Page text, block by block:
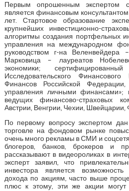
Первым опрошенным экспертом
является финансовым
лет. Стартовое образование
крупнейших инвестиционно-
алгоритмы создания портфельных
управления на международном
руководством г-на
Марковица – лауреатов
экономики;
Исследовательского Финансового
Финансов Российской
управления личными
ведущих финансово-страховых
Австрии, Венгрии, Чехии,
По первому вопросу экспертом
торговле на фондовом рынке
очень много рекламы в СМИ и
блогеров, банков, брокеров и
рассказывают в видеороликах в
эксперт заявил, что
инвестора является
дохода по акциям, часто выше
плюс к этому, эти же акции